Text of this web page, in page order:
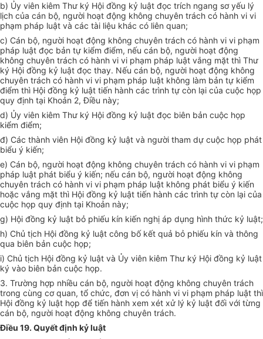
b) Ủy viên kiêm Thư ký Hội đồng kỷ luật đọc trích ngang sơ yếu lý
lịch của cán bộ, người hoạt động không chuyên trách có hành vi vi
phạm pháp luật và các tài liệu khác có liên quan;
c) Cán bộ, người hoạt động không chuyên trách có hành vi vi phạm
pháp luật đọc bản tự kiểm điểm, nếu cán bộ, người hoạt động
không chuyên trách có hành vi vi phạm pháp luật vắng mặt thì Thư
ký Hội đồng kỷ luật đọc thay. Nếu cán bộ, người hoạt động không
chuyên trách có hành vi vi phạm pháp luật không làm bản tự kiểm
điểm thì Hội đồng kỷ luật tiến hành các trình tự còn lại của cuộc họp
quy định tại Khoản 2, Điều này;
d) Ủy viên kiêm Thư ký Hội đồng kỷ luật đọc biên bản cuộc họp
kiểm điểm;
đ) Các thành viên Hội đồng kỷ luật và người tham dự cuộc họp phát
biểu ý kiến;
e) Cán bộ, người hoạt động không chuyên trách có hành vi vi phạm
pháp luật phát biểu ý kiến; nếu cán bộ, người hoạt động không
chuyên trách có hành vi vi phạm pháp luật không phát biểu ý kiến
hoặc vắng mặt thì Hội đồng kỷ luật tiến hành các trình tự còn lại của
cuộc họp quy định tại Khoản này;
g) Hội đồng kỷ luật bỏ phiếu kín kiến nghị áp dụng hình thức kỷ luật;
h) Chủ tịch Hội đồng kỷ luật công bố kết quả bỏ phiếu kín và thông
qua biên bản cuộc họp;
i) Chủ tịch Hội đồng kỷ luật và Ủy viên kiêm Thư ký Hội đồng kỷ luật
ký vào biên bản cuộc họp.
3. Trường hợp nhiều cán bộ, người hoạt động không chuyên trách
trong cùng cơ quan, tổ chức, đơn vị có hành vi vi phạm pháp luật thì
Hội đồng kỷ luật họp để tiến hành xem xét xử lý kỷ luật đối với từng
cán bộ, người hoạt động không chuyên trách.
Điều 19. Quyết định kỷ luật